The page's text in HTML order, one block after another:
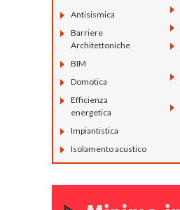
Antisismica
Barriere
Architettoniche
BIM
Domotica
Efficienza
energetica
Impiantistica
Isolamento acustico